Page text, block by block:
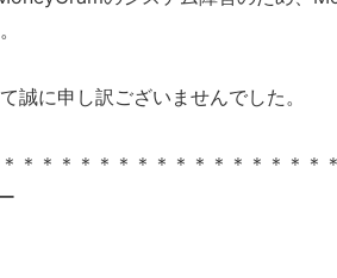
誠に申し訳ございませんでした。
＊＊＊＊＊＊＊＊＊＊＊＊＊＊＊＊